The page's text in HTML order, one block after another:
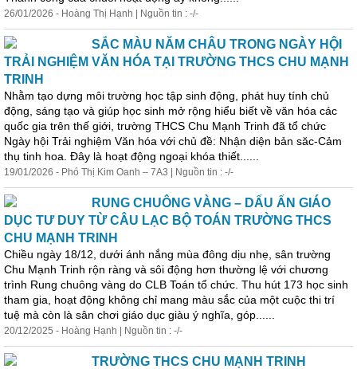
26/01/2026 - Hoàng Thị Hạnh | Nguồn tin : -/-
SẮC MÀU NĂM CHÂU TRONG NGÀY HỘI
TRẢI NGHIỆM VĂN HÓA TẠI TRƯỜNG THCS CHU MẠNH
TRINH
Nhằm tạo dựng môi trường học tập sinh động, phát huy tính chủ
động, sáng tạo và giúp học sinh mở rộng hiểu biết về văn hóa các
quốc gia trên thế giới, trường THCS Chu Mạnh Trinh đã tổ chức
Ngày hội Trải nghiệm Văn hóa với chủ đề: Nhận diện bản săc-Cảm
thụ tinh hoa. Đây là hoạt động ngoại khóa thiết......
19/01/2026 - Phó Thị Kim Oanh – 7A3 | Nguồn tin : -/-
RUNG CHUÔNG VÀNG – DẤU ẤN GIÁO
DỤC TƯ DUY TỪ CÂU LẠC BỘ TOÁN TRƯỜNG THCS
CHU MẠNH TRINH
Chiều ngày 18/12, dưới ánh nắng mùa đông dịu nhẹ, sân trường
Chu Mạnh Trinh rộn ràng và sôi động hơn thường lệ với chương
trình Rung chuông vàng do CLB Toán tổ chức. Thu hút 173 học sinh
tham gia, hoạt động không chỉ mang màu sắc của một cuộc thi trí
tuệ mà còn là sân chơi giáo dục giàu ý nghĩa, góp......
20/12/2025 - Hoàng Hạnh | Nguồn tin : -/-
TRƯỜNG THCS CHU MẠNH TRINH